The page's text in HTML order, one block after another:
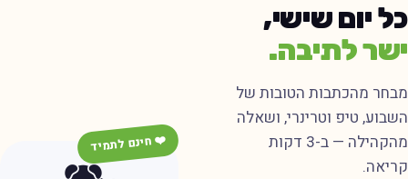
יום שישי,
לתיבה.
מהכתבות הטובות של
טיפ וטרינרי, ושאלה
מהקהילה — ב-3 דקות
❤️ חינם לתמיד